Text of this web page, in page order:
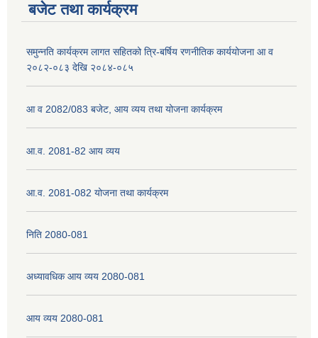
बजेट तथा कार्यक्रम
समुन्नति कार्यक्रम लागत सहितको त्रि-बर्षिय रणनीतिक कार्ययोजना आ व
२०८२-०८३ देखि २०८४-०८५
आ व 2082/083 बजेट, आय व्यय तथा योजना कार्यक्रम
आ.व. 2081-82 आय व्यय
आ.व. 2081-082 योजना तथा कार्यक्रम
निति 2080-081
अध्यावधिक आय व्यय 2080-081
आय व्यय 2080-081